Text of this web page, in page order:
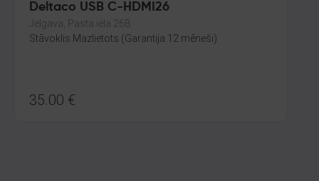
Deltaco USB C-HDMI26
Jelgava, Pasta iela 26B
Stāvoklis Mazlietots (Garantija 12 mēneši)
35.00 €